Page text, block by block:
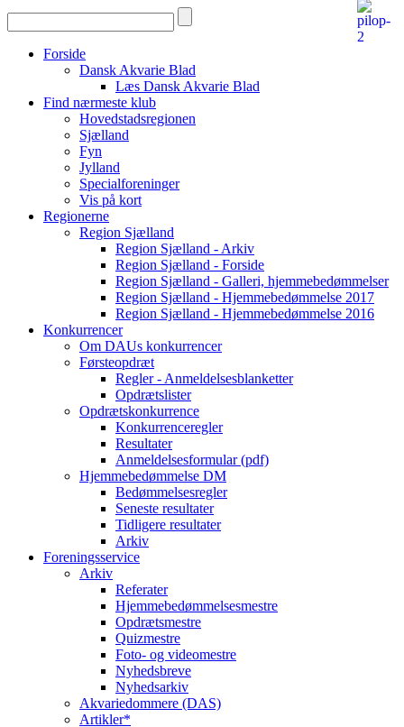
Forside
Dansk Akvarie Blad
Læs Dansk Akvarie Blad
Find nærmeste klub
Hovedstadsregionen
Sjælland
Fyn
Jylland
Specialforeninger
Vis på kort
Regionerne
Region Sjælland
Region Sjælland - Arkiv
Region Sjælland - Forside
Region Sjælland - Galleri, hjemmebedømmelser
Region Sjælland - Hjemmebedømmelse 2017
Region Sjælland - Hjemmebedømmelse 2016
Konkurrencer
Om DAUs konkurrencer
Førsteopdræt
Regler - Anmeldelsesblanketter
Opdrætslister
Opdrætskonkurrence
Konkurrenceregler
Resultater
Anmeldelsesformular (pdf)
Hjemmebedømmelse DM
Bedømmelsesregler
Seneste resultater
Tidligere resultater
Arkiv
Foreningsservice
Arkiv
Referater
Hjemmebedømmelsesmestre
Opdrætsmestre
Quizmestre
Foto- og videomestre
Nyhedsbreve
Nyhedsarkiv
Akvariedommere (DAS)
Artikler*